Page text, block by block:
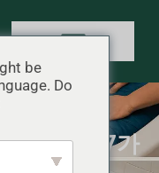
탁하는 7가
be
Do